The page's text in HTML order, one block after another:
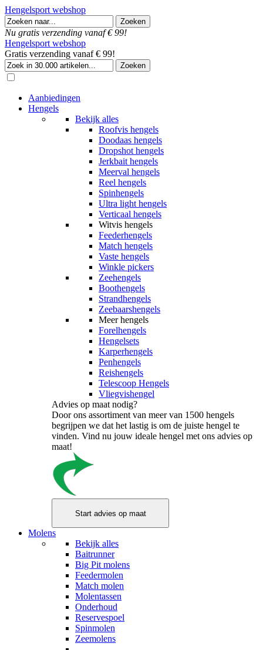
Hengelsport webshop
Nu gratis verzending vanaf € 99!
Hengelsport webshop
Gratis verzending vanaf € 99!
Aanbiedingen
Hengels
Bekijk alles
Roofvis hengels
Doodaas hengels
Dropshot hengels
Jerkbait hengels
Meerval hengels
Reel hengels
Spinhengels
Ultra light hengels
Verticaal hengels
Witvis hengels
Feederhengels
Match hengels
Vaste hengels
Winkle pickers
Zeehengels
Boothengels
Strandhengels
Zeebaarshengels
Meer hengels
Forelhengels
Hengelsets
Karperhengels
Penhengels
Reishengels
Telescoop Hengels
Vliegvishengel
Advies op maat nodig?
Door ons assortiment van meer van 1500 hengels
begrijpen we dat het lastig is om de juiste hengel te
vinden. Vind nu jouw ideale hengel met ons advies op
maat!
Molens
Bekijk alles
Baitrunner
Big Pit molens
Feedermolen
Match molen
Molentassen
Onderhoud
Reservespoel
Spinmolen
Zeemolens